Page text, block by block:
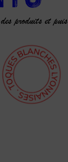
produits et puis